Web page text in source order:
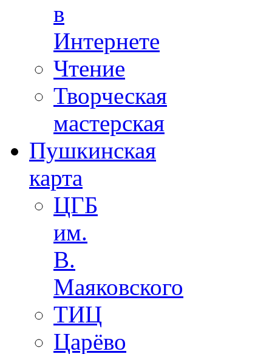
в
Интернете
Чтение
Творческая
мастерская
Пушкинская
карта
ЦГБ
им.
В.
Маяковского
ТИЦ
Царёво